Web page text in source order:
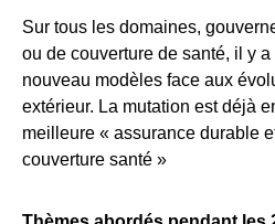
Sur tous les domaines,
ou de couverture de santé, il y
nouveau modèles face aux
extérieur. La mutation est déjà
meilleure « assurance durable
couverture santé »